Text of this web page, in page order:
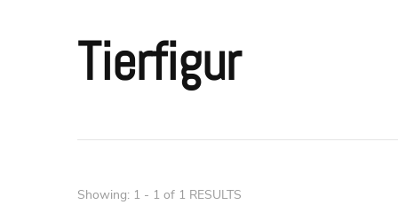
Tierfigur
Showing: 1 - 1 of 1 RESULTS